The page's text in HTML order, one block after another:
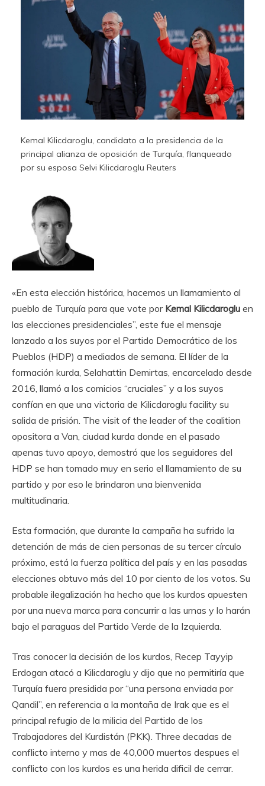
Kemal Kilicdaroglu, candidato a la presidencia de la
principal alianza de oposición de Turquía, flanqueado
por su esposa Selvi Kilicdaroglu Reuters
«En esta elección histórica, hacemos un llamamiento al
pueblo de Turquía para que vote por Kemal Kilicdaroglu en
las elecciones presidenciales”, este fue el mensaje
lanzado a los suyos por el Partido Democrático de los
Pueblos (HDP) a mediados de semana. El líder de la
formación kurda, Selahattin Demirtas, encarcelado desde
2016, llamó a los comicios “cruciales” y a los suyos
confían en que una victoria de Kilicdaroglu facility su
salida de prisión. The visit of the leader of the coalition
opositora a Van, ciudad kurda donde en el pasado
apenas tuvo apoyo, demostró que los seguidores del
HDP se han tomado muy en serio el llamamiento de su
partido y por eso le brindaron una bienvenida
multitudinaria.
Esta formación, que durante la campaña ha sufrido la
detención de más de cien personas de su tercer círculo
próximo, está la fuerza política del país y en las pasadas
elecciones obtuvo más del 10 por ciento de los votos. Su
probable ilegalización ha hecho que los kurdos apuesten
por una nueva marca para concurrir a las urnas y lo harán
bajo el paraguas del Partido Verde de la Izquierda.
Tras conocer la decisión de los kurdos, Recep Tayyip
Erdogan atacó a Kilicdaroglu y dijo que no permitiría que
Turquía fuera presidida por “una persona enviada por
Qandil”, en referencia a la montaña de Irak que es el
principal refugio de la milicia del Partido de los
Trabajadores del Kurdistán (PKK). Three decadas de
conflicto interno y mas de 40,000 muertos despues el
conflicto con los kurdos es una herida dificil de cerrar.